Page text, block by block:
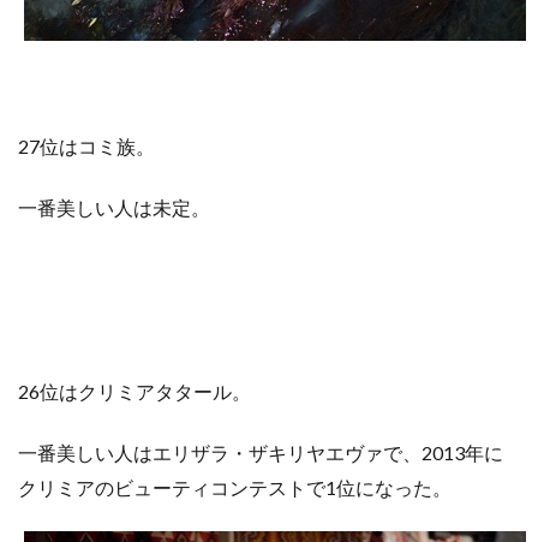
27位はコミ族。
一番美しい人は未定。
26位はクリミアタタール。
一番美しい人はエリザラ・ザキリヤエヴァで、2013年に
クリミアのビューティコンテストで1位になった。